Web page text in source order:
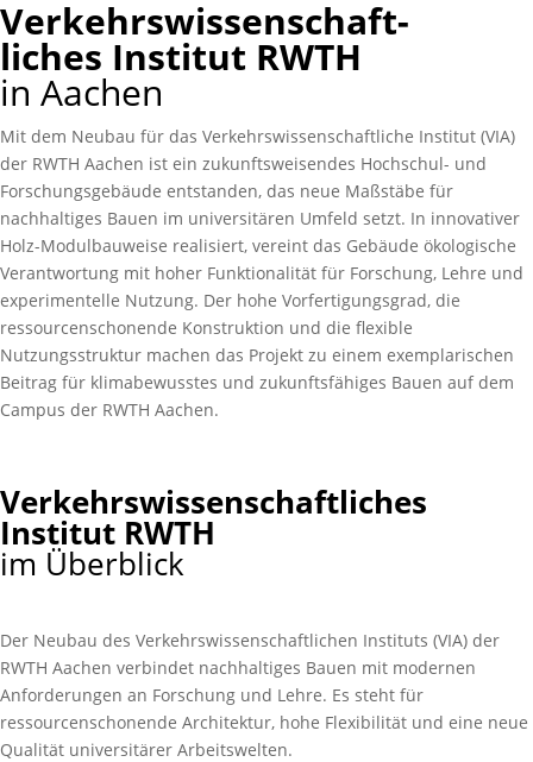
Verkehrswissenschaft-
liches Institut RWTH
in Aachen
Mit dem Neubau für das Verkehrswissenschaftliche Institut (VIA)
der RWTH Aachen ist ein zukunftsweisendes Hochschul- und
Forschungsgebäude entstanden, das neue Maßstäbe für
nachhaltiges Bauen im universitären Umfeld setzt. In innovativer
Holz-Modulbauweise realisiert, vereint das Gebäude ökologische
Verantwortung mit hoher Funktionalität für Forschung, Lehre und
experimentelle Nutzung. Der hohe Vorfertigungsgrad, die
ressourcenschonende Konstruktion und die flexible
Nutzungsstruktur machen das Projekt zu einem exemplarischen
Beitrag für klimabewusstes und zukunftsfähiges Bauen auf dem
Campus der RWTH Aachen.
Verkehrswissenschaftliches
Institut RWTH
im Überblick
Der Neubau des Verkehrswissenschaftlichen Instituts (VIA) der
RWTH Aachen verbindet nachhaltiges Bauen mit modernen
Anforderungen an Forschung und Lehre. Es steht für
ressourcenschonende Architektur, hohe Flexibilität und eine neue
Qualität universitärer Arbeitswelten.